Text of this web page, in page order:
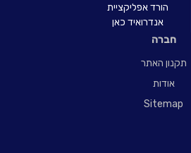
חברה
תקנון האתר
אודות
Sitemap
הורד אפליקציית
אנדרואיד כאן